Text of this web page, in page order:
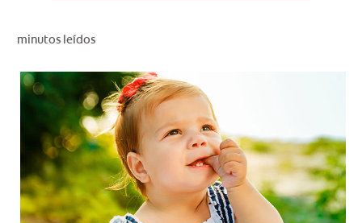
PARA PROFESIONALES
DÓNDE COMPRAR
UY (ES)
minutos leídos